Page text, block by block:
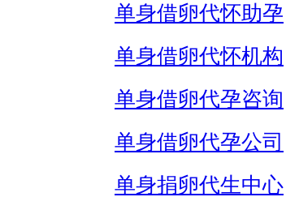
单身借卵代怀助孕
单身借卵代怀机构
单身借卵代孕咨询
单身借卵代孕公司
单身捐卵代生中心